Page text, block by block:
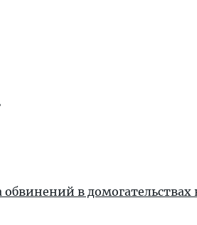
в домогательствах